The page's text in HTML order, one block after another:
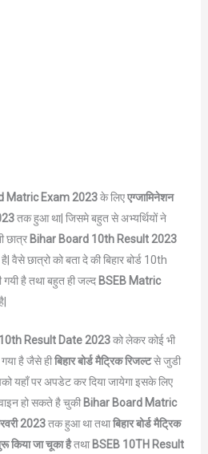
Matric Exam 2023के लिएएग्जामिनेशन
तक हुआ था| जिसमे बहुत से अभ्यर्थियों ने
छात्र Bihar Board 10th Result 2023
वैसे छात्रो को बता दे की बिहार बोर्ड 10th
गयी है तथा बहुत ही जल्द BSEB Matric
Result Date 2023को लेकर कोई भी
है जैसे हीबिहार बोर्डमैट्रिकरिजल्टसे जुडी
यहाँ पर अपडेट कर दिया जायेगा इसके लिए
हो सकते है चुकी Bihar Board Matric
2023तक हुआ था तथाबिहार बोर्डमैट्रिक
किया जा चूका हैतथा BSEB 10TH Result